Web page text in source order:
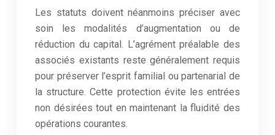
Les statuts doivent néanmoins préciser avec
soin les modalités d’augmentation ou de
réduction du capital. L’agrément préalable des
associés existants reste généralement requis
pour préserver l’esprit familial ou partenarial de
la structure. Cette protection évite les entrées
non désirées tout en maintenant la fluidité des
opérations courantes.